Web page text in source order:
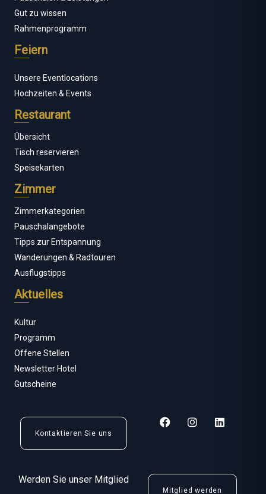
Gut zu wissen
Rahmenprogramm
Feiern
Unsere Eventlocations
Hochzeiten & Events
Restaurant
Übersicht
Tisch reservieren
Speisekarten
Zimmer
Zimmerkategorien
Pauschalangebote
Tipps zur Entspannung
Wanderungen & Radtouren
Ausflugstipps
Aktuelles
Kultur
Programm
Offene Stellen
Newsletter Hotel
Gutscheine
Kontaktieren Sie uns
F
o
o
I
g
r
L
d
i
Werden Sie unser Mitglied
Mitglied werden